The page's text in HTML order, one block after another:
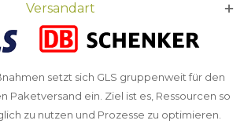
Versandart
setzt sich GLS gruppenweit für den
Paketversand ein. Ziel ist es, Ressourcen so
zu nutzen und Prozesse zu optimieren.